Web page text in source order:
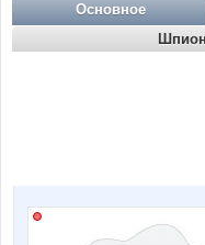
Основное